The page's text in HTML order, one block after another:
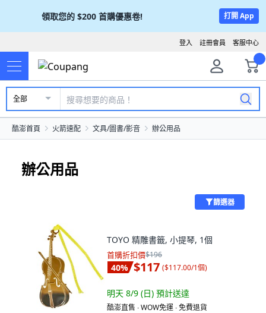
領取您的 $200 首購優惠卷! 打開 App
客服中心
註冊會員
登入
全部
酷澎首頁 火箭速配 文具/圖書/影音 辦公用品
辦公用品
篩選器
TOYO 精雕書籤, 小提琴, 1個
首購折扣價$196
40% $117 ($117.00/1個)
明天 8/9 (日) 預計送達
酷澎直售 ∙ WOW免運 ∙ 免費退貨